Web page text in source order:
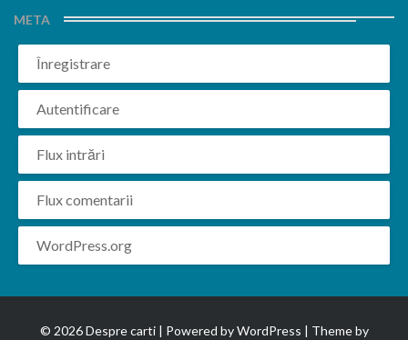
META
Înregistrare
Autentificare
Flux intrări
Flux comentarii
WordPress.org
© 2026 Despre carti | Powered byWordPress | Theme by